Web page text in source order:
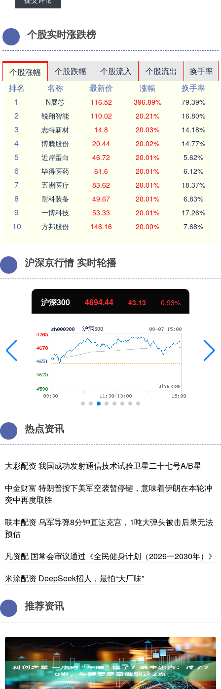
个股实时涨跌榜
个股涨幅 个股跌幅 个股流入 个股流出
换手率
排名
名称 最新价 涨幅
换手率
1
N展芯 116.52 396.89% 79.39%
2 锐翔智能 110.02 20.21% 16.80%
3 志特新材 14.8 20.03% 14.18%
4 博腾股份 20.44 20.02% 14.77%
5 近岸蛋白 46.72 20.01% 5.62%
6 毕得医药 61.6 20.01% 6.12%
7 五洲医疗 83.62 20.01% 18.37%
8 耐科装备 49.67 20.01% 6.83%
9 一博科技 53.33 20.01% 17.26%
10 方邦股份 146.16 20.00% 7.68%
沪深京行情 实时轮播
北证50 1134.24 11.37 1.01%
热点资讯
大彩配资 我国成功发射通信技术试验卫星二十七号A/B星
中金财富 特朗普按下美军空袭暂停键，意味着伊朗在本轮冲
突中再度取胜
联丰配资 乌军导弹8分钟直达克宫，1吨大弹头被击后果无法
预估
凡资配 国常会审议通过《全民健身计划（2026一2030年）》
米涂配资 DeepSeek招人，最怕“大厂味”
推荐资讯